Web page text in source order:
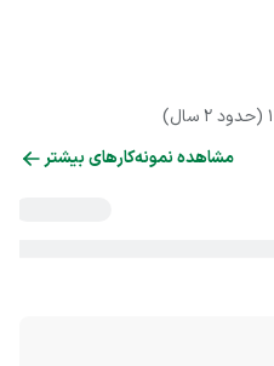
(حدود 2 سال)
مشاهده نمونه‌کارهای بیشتر